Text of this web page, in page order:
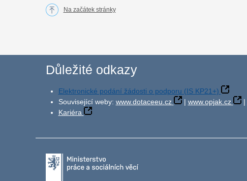
Na začátek stránky
Důležité odkazy
Elektronické podání žádosti o podporu (IS KP21+)
Související weby: www.dotaceeu.cz | www.opjak.cz |
Kariéra